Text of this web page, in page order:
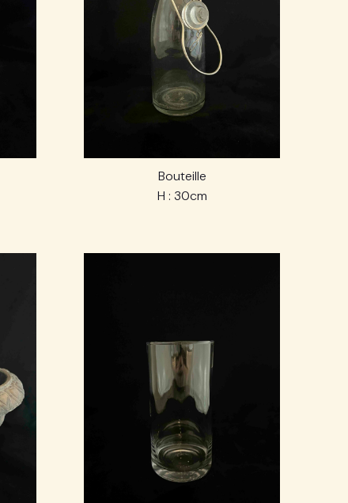
Bouteille
H : 30cm